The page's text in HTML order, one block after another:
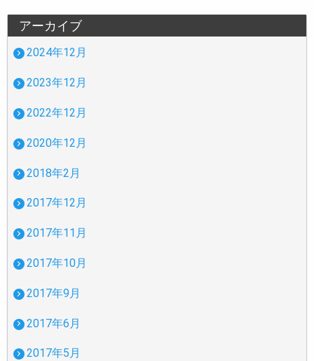
アーカイブ
2024年12月
2023年12月
2022年12月
2020年12月
2018年2月
2017年12月
2017年11月
2017年10月
2017年9月
2017年6月
2017年5月